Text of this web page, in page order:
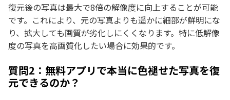
復元後の写真は最大で8倍の解像度に向上することが可能
です。これにより、元の写真よりも遥かに細部が鮮明にな
り、拡大しても画質が劣化しにくくなります。特に低解像
度の写真を高画質化したい場合に効果的です。
質問2：無料アプリで本当に色褪せた写真を復
元できるのか？